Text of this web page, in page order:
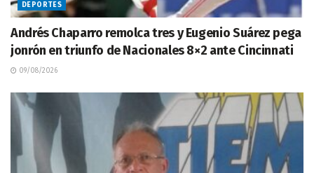
DEPORTES
Andrés Chaparro remolca tres y Eugenio Suárez pega
jonrón en triunfo de Nacionales 8×2 ante Cincinnati
09/08/2026